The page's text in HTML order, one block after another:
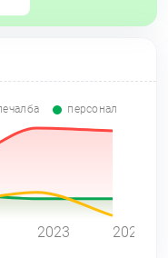
персонал
2023 2024